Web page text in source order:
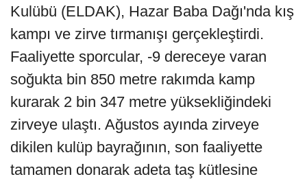
Kulübü (ELDAK), Hazar Baba Dağı'nda kış
kampı ve zirve tırmanışı gerçekleştirdi.
Faaliyette sporcular, -9 dereceye varan
soğukta bin 850 metre rakımda kamp
kurarak 2 bin 347 metre yüksekliğindeki
zirveye ulaştı. Ağustos ayında zirveye
dikilen kulüp bayrağının, son faaliyette
tamamen donarak adeta taş kütlesine